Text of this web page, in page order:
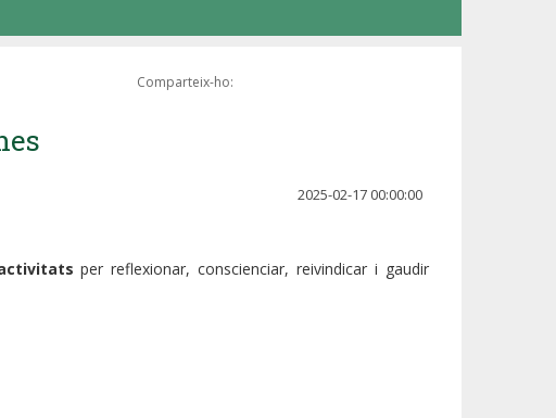
Comparteix-ho:
2025-02-17 00:00:00
per reflexionar, conscienciar, reivindicar i gaudir